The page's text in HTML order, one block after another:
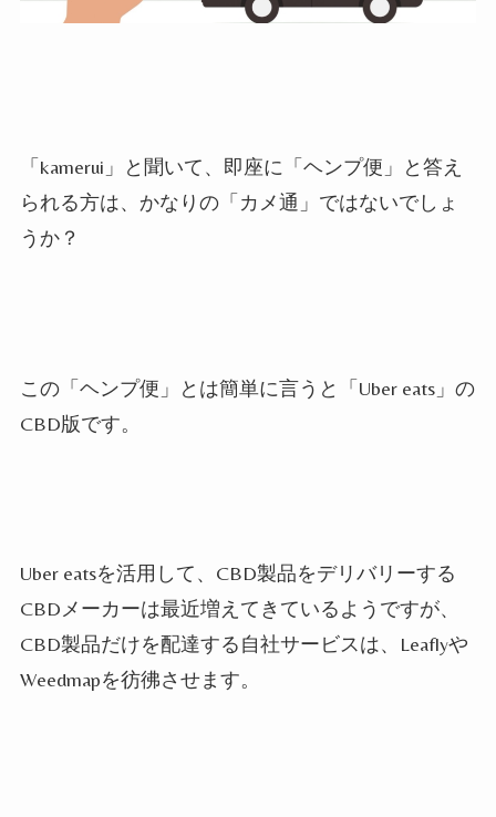
「kamerui」と聞いて、即座に「ヘンプ便」と答え
られる方は、かなりの「カメ通」ではないでしょ
うか？
この「ヘンプ便」とは簡単に言うと「Uber eats」の
CBD版です。
Uber eatsを活用して、CBD製品をデリバリーする
CBDメーカーは最近増えてきているようですが、
CBD製品だけを配達する自社サービスは、Leaflyや
Weedmapを彷彿させます。